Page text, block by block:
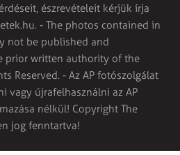
észrevételeit kérjük írja
. - The photos contained in
not be published and
prior written authority of the
Reserved. - Az AP fotószolgálat
vagy újrafelhasználni az AP
nélkül! Copyright The
jog fenntartva!